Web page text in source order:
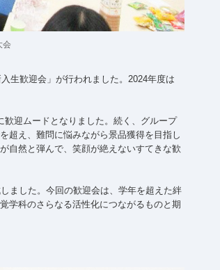
会
生歓迎会」が行われました。2024年度は
迎ムードとなりました。続く、グループ
超え、難問に悩みながら景品獲得を目指し
自然と弾んで、笑顔が絶えないすてきな歓
ました。今回の歓迎会は、学年を超えた絆
学科のさらなる活性化につながるものと期